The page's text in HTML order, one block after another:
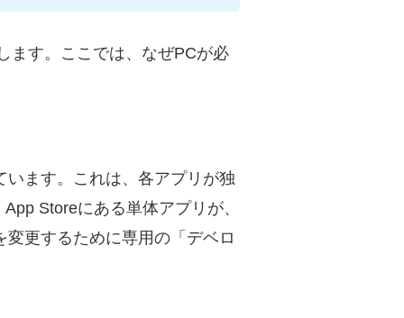
ます。ここでは、なぜPCが必
ます。これは、各アプリが独
Storeにある単体アプリが、
更するために専用の「デベロ